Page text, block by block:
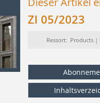
ZI 05/2023
Ressort: Products |